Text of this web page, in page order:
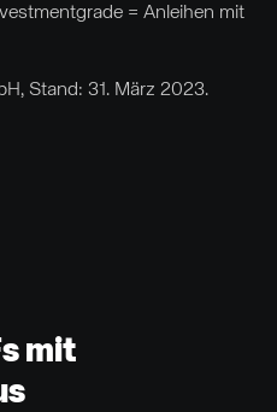
= Anleihen mit
Stand: 31. März 2023.
mit